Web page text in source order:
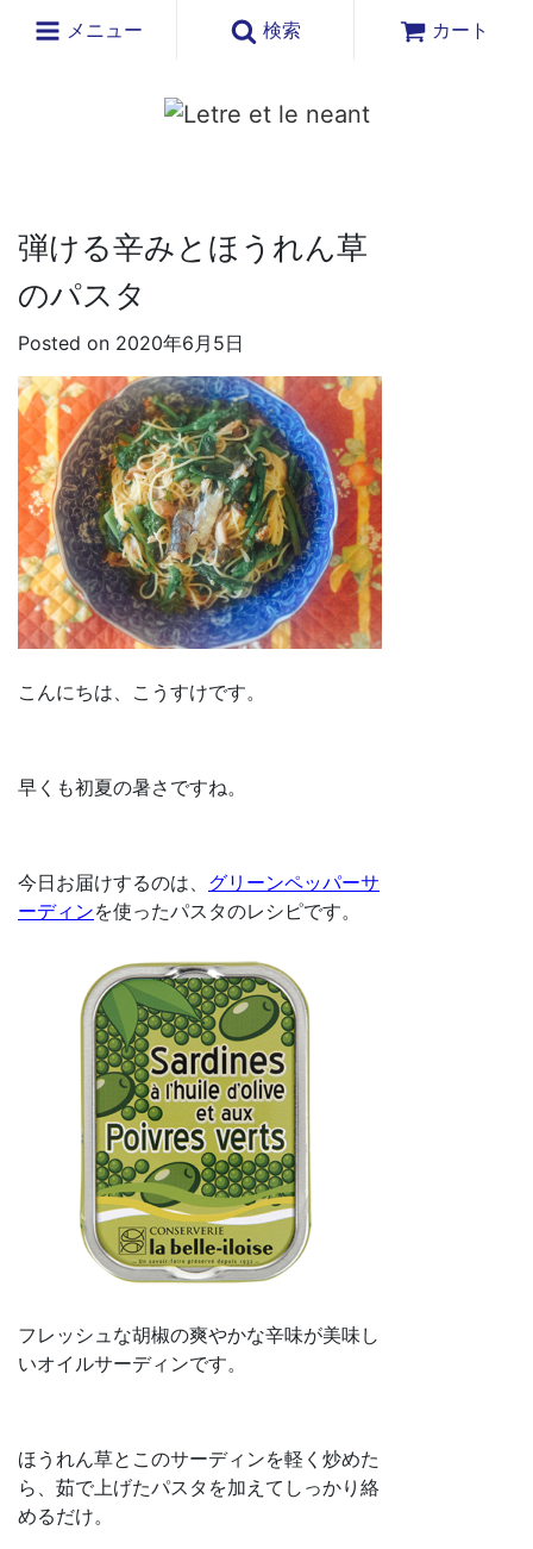
メニュー 検索 カート
弾ける辛みとほうれん草
のパスタ
Posted on 2020年6月5日
こんにちは、こうすけです。
早くも初夏の暑さですね。
今日お届けするのは、 グリーンペッパーサ
ーディンを使ったパスタのレシピです。
フレッシュな胡椒の爽やかな辛味が美味し
いオイルサーディンです。
ほうれん草とこのサーディンを軽く炒めた
ら、茹で上げたパスタを加えてしっかり絡
めるだけ。